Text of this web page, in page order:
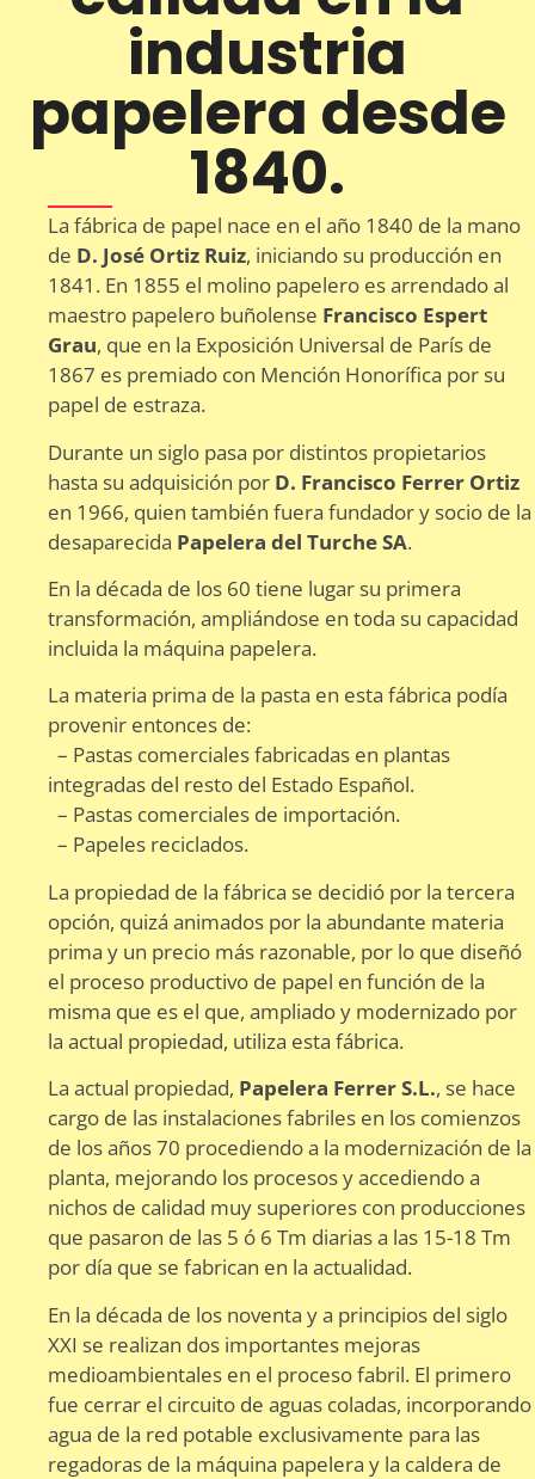
industria
papelera desde
1840.
La fábrica de papel nace en el año 1840 de la mano
de D. José Ortiz Ruiz, iniciando su producción en
1841. En 1855 el molino papelero es arrendado al
maestro papelero buñolense Francisco Espert
Grau, que en la Exposición Universal de París de
1867 es premiado con Mención Honorífica por su
papel de estraza.
Durante un siglo pasa por distintos propietarios
hasta su adquisición por D. Francisco Ferrer Ortiz
en 1966, quien también fuera fundador y socio de la
desaparecida Papelera del Turche SA.
En la década de los 60 tiene lugar su primera
transformación, ampliándose en toda su capacidad
incluida la máquina papelera.
La materia prima de la pasta en esta fábrica podía
provenir entonces de:
– Pastas comerciales fabricadas en plantas
integradas del resto del Estado Español.
– Pastas comerciales de importación.
– Papeles reciclados.
La propiedad de la fábrica se decidió por la tercera
opción, quizá animados por la abundante materia
prima y un precio más razonable, por lo que diseñó
el proceso productivo de papel en función de la
misma que es el que, ampliado y modernizado por
la actual propiedad, utiliza esta fábrica.
La actual propiedad, Papelera Ferrer S.L., se hace
cargo de las instalaciones fabriles en los comienzos
de los años 70 procediendo a la modernización de la
planta, mejorando los procesos y accediendo a
nichos de calidad muy superiores con producciones
que pasaron de las 5 ó 6 Tm diarias a las 15-18 Tm
por día que se fabrican en la actualidad.
En la década de los noventa y a principios del siglo
XXI se realizan dos importantes mejoras
medioambientales en el proceso fabril. El primero
fue cerrar el circuito de aguas coladas, incorporando
agua de la red potable exclusivamente para las
regadoras de la máquina papelera y la caldera de